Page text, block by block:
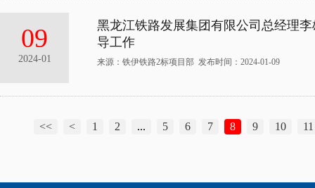
09
2024-01
黑龙江铁路发展集团有限公司总经理
导工作
来源：铁伊铁路2标项目部 发布时间：2024-01-09
<< < 1 2 ... 5 6 7 8 9 10 11